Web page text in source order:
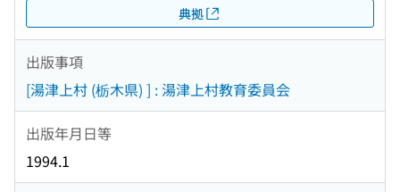
典拠
出版事項
[湯津上村 (栃木県) ] : 湯津上村教育委員会
出版年月日等
1994.1